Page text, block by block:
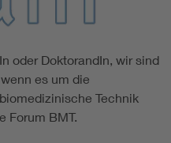
oder DoktorandIn, wir sind
es um die
Technik
Forum BMT.